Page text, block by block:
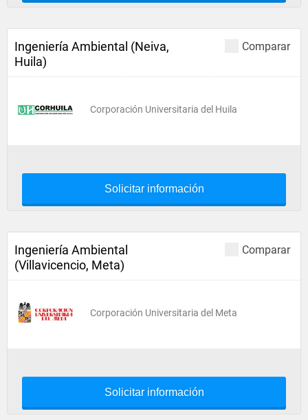
Comparar
Ingeniería Ambiental (Neiva,
Huila)
Corporación Universitaria del Huila
Solicitar información
Comparar
Ingeniería Ambiental
(Villavicencio, Meta)
Corporación Universitaria del Meta
Solicitar información